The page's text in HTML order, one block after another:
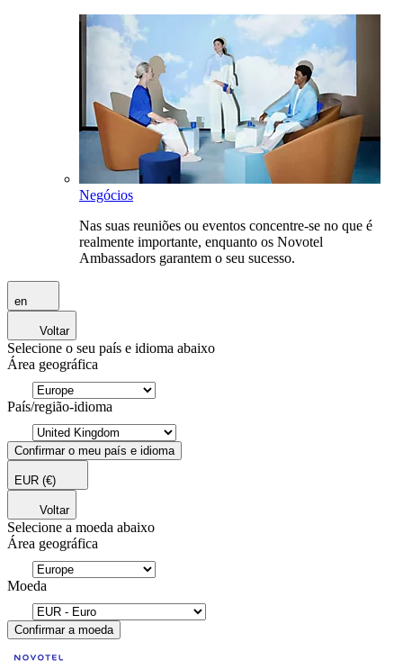
Negócios
Nas suas reuniões ou eventos concentre-se no que é
realmente importante, enquanto os Novotel
Ambassadors garantem o seu sucesso.
en
Voltar
Selecione o seu país e idioma abaixo
Área geográfica
País/região-idioma
Confirmar o meu país e idioma
EUR (€)
Voltar
Selecione a moeda abaixo
Área geográfica
Moeda
Confirmar a moeda